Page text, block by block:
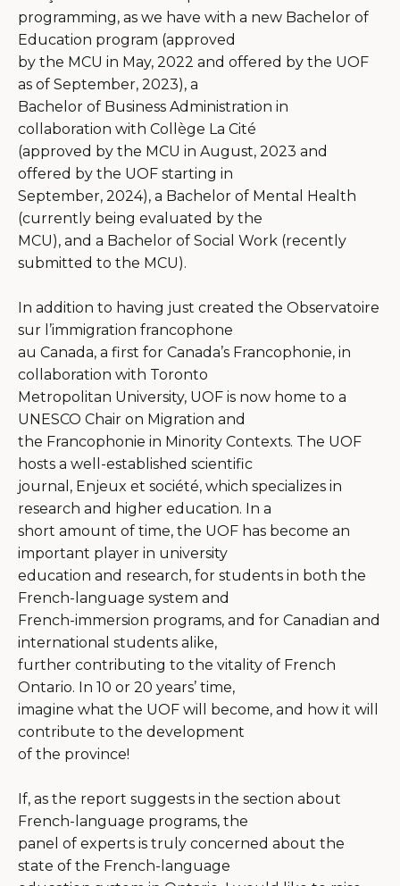
programming, as we have with a new Bachelor of
Education program (approved
by the MCU in May, 2022 and offered by the UOF
as of September, 2023), a
Bachelor of Business Administration in
collaboration with Collège La Cité
(approved by the MCU in August, 2023 and
offered by the UOF starting in
September, 2024), a Bachelor of Mental Health
(currently being evaluated by the
MCU), and a Bachelor of Social Work (recently
submitted to the MCU).
In addition to having just created the Observatoire
sur l’immigration francophone
au Canada, a first for Canada’s Francophonie, in
collaboration with Toronto
Metropolitan University, UOF is now home to a
UNESCO Chair on Migration and
the Francophonie in Minority Contexts. The UOF
hosts a well-established scientific
journal, Enjeux et société, which specializes in
research and higher education. In a
short amount of time, the UOF has become an
important player in university
education and research, for students in both the
French-language system and
French-immersion programs, and for Canadian and
international students alike,
further contributing to the vitality of French
Ontario. In 10 or 20 years’ time,
imagine what the UOF will become, and how it will
contribute to the development
of the province!
If, as the report suggests in the section about
French-language programs, the
panel of experts is truly concerned about the
state of the French-language